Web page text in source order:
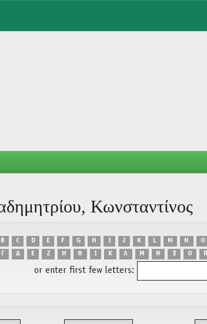
Κωνσταντίνος
B C D E F G H I J K L M N O
Γ Δ Ε Ζ Η Θ Ι Κ Λ Μ Ν Ξ Ο Π
or enter first few letters: